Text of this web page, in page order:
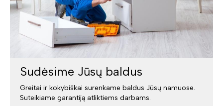
Sudėsime Jūsų baldus
Greitai ir kokybiškai surenkame baldus Jūsų namuose.
Suteikiame garantiją atliktiems darbams.